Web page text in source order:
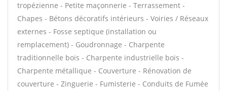
tropézienne - Petite maçonnerie - Terrassement -
Chapes - Bétons décoratifs intérieurs - Voiries / Réseaux
externes - Fosse septique (installation ou
remplacement) - Goudronnage - Charpente
traditionnelle bois - Charpente industrielle bois -
Charpente métallique - Couverture - Rénovation de
couverture - Zinguerie - Fumisterie - Conduits de Fumée